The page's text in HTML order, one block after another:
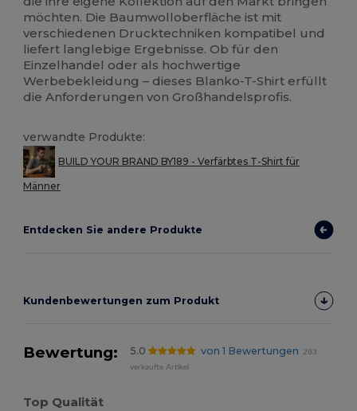
möchten. Die Baumwolloberfläche ist mit
verschiedenen Drucktechniken kompatibel und
liefert langlebige Ergebnisse. Ob für den
Einzelhandel oder als hochwertige
Werbebekleidung – dieses Blanko-T-Shirt erfüllt
die Anforderungen von Großhandelsprofis.
verwandte Produkte:
BUILD YOUR BRAND BY189 - Verfärbtes T-Shirt für
Männer
Entdecken Sie andere Produkte
Kundenbewertungen zum Produkt
Bewertung: 5.0 von 1 Bewertungen
283
verkaufte Artikel
Top Qualität